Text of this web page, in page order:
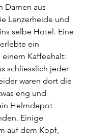
Damen aus
Lenzerheide und
selbe Hotel. Eine
ein
einem Kaffeehalt:
schliesslich jeder
waren dort die
eng und
Helmdepot
Einige
auf dem Kopf,